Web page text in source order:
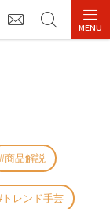
商品解説
トレンド手芸